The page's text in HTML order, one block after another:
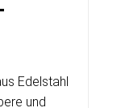
Edelstahl
und